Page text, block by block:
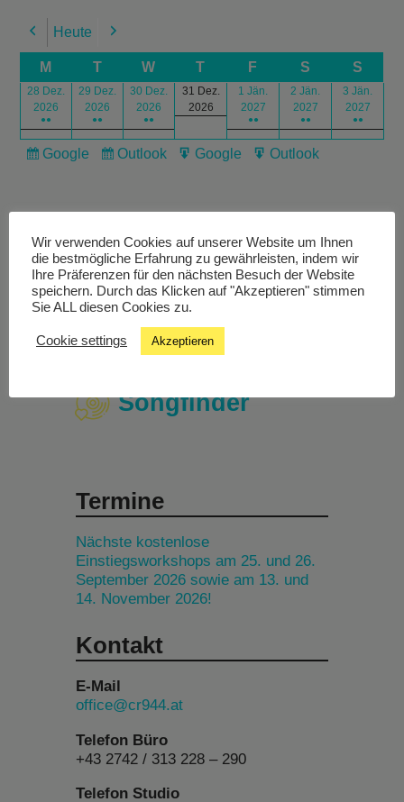
Previous
Heute Next
M T W T F S S
28 Dez.
2026
●●
29 Dez.
2026
●●
30 Dez.
2026
●●
31 Dez.
2026
1 Jän.
2027
●●
2 Jän.
2027
●●
3 Jän.
2027
●●
Subscribe
Google
Subscribe
Outlook
Export
Google
Export
Outlook
Livestream
Studiochat
Songfinder
Termine
Nächste kostenlose
Einstiegsworkshops am 25. und 26.
September 2026 sowie am 13. und
14. November 2026!
Kontakt
E-Mail
office@cr944.at
Telefon Büro
+43 2742 / 313 228 – 290
Telefon Studio
Wir verwenden Cookies auf unserer Website um Ihnen
die bestmögliche Erfahrung zu gewährleisten, indem wir
Ihre Präferenzen für den nächsten Besuch der Website
speichern. Durch das Klicken auf "Akzeptieren" stimmen
Sie ALL diesen Cookies zu.
Cookie settings Akzeptieren